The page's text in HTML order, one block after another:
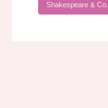
Shakespeare & Co.